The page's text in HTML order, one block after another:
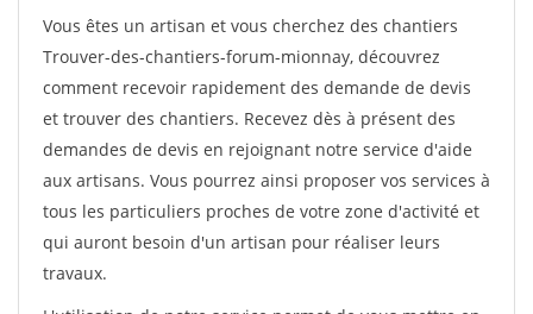
Vous êtes un artisan et vous cherchez des chantiers
Trouver-des-chantiers-forum-mionnay, découvrez
comment recevoir rapidement des demande de devis
et trouver des chantiers. Recevez dès à présent des
demandes de devis en rejoignant notre service d'aide
aux artisans. Vous pourrez ainsi proposer vos services à
tous les particuliers proches de votre zone d'activité et
qui auront besoin d'un artisan pour réaliser leurs
travaux.